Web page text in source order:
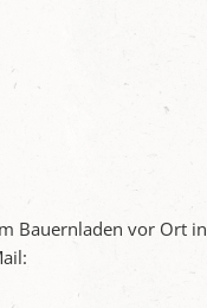
Bauernladen vor Ort in